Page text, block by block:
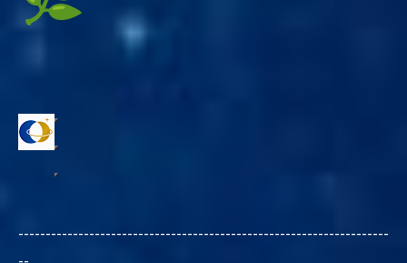
--------------------------------------------------------------------